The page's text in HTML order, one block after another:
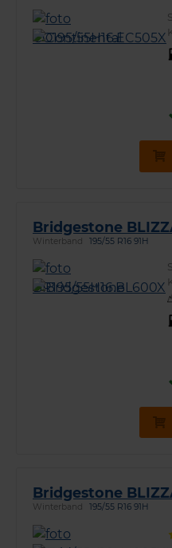
Bridgestone
Winterband 195/55 R16 91H
Bridgestone
Winterband 195/55 R16 91H